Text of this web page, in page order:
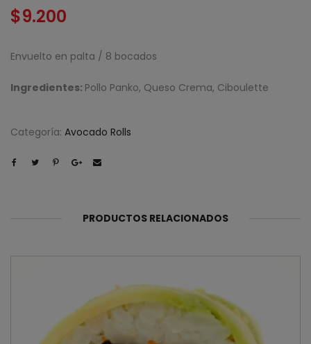
$9.200
Envuelto en palta / 8 bocados
Ingredientes: Pollo Panko, Queso Crema, Ciboulette
Categoría: Avocado Rolls
PRODUCTOS RELACIONADOS